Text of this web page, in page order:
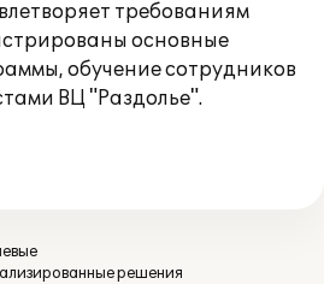
требованиям
основные
обучение сотрудников
ВЦ "Раздолье".
решения